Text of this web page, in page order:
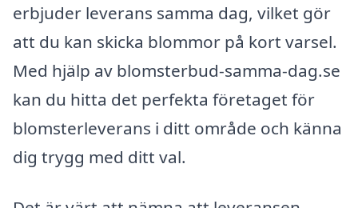
erbjuder leverans samma dag, vilket gör
att du kan skicka blommor på kort varsel.
Med hjälp av blomsterbud-samma-dag.se
kan du hitta det perfekta företaget för
blomsterleverans i ditt område och känna
dig trygg med ditt val.